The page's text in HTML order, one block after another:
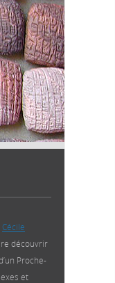
Cécile
découvrir
Proche-
et